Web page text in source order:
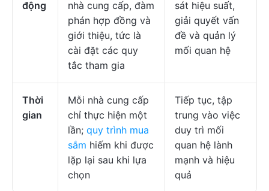
động
nhà cung cấp, đàm
phán hợp đồng và
giới thiệu, tức là
cài đặt các quy
tắc tham gia
sát hiệu suất,
giải quyết vấn
đề và quản lý
mối quan hệ
Thời
gian
Mỗi nhà cung cấp
chỉ thực hiện một
lần; quy trình mua
sắm hiếm khi được
lặp lại sau khi lựa
chọn
Tiếp tục, tập
trung vào việc
duy trì mối
quan hệ lành
mạnh và hiệu
quả